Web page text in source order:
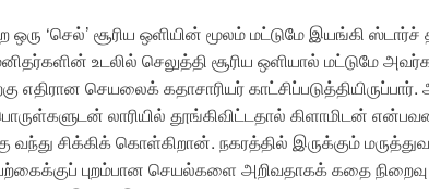
‘செல்’ சூரிய ஒளியின் மூலம் மட்டுமே இயங்கி
உடலில் செலுத்தி சூரிய ஒளியால் மட்டுமே
எதிரான செயலைக் கதாசாரியர் காட்சிப்படுத்தியிருப்பார்.
லாரியில் தூங்கிவிட்டதால் கிளாமிடன்
வந்து சிக்கிக் கொள்கிறான். நகரத்தில் இருக்கும்
புறம்பான செயல்களை அறிவதாகக் கதை நிறைவு